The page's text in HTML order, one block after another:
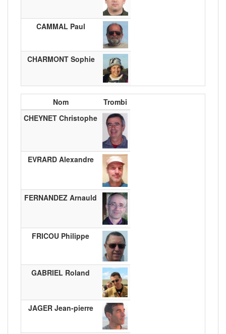
CAMMAL Paul
CHARMONT Sophie
Nom
Trombi
CHEYNET Christophe
EVRARD Alexandre
FERNANDEZ Arnauld
FRICOU Philippe
GABRIEL Roland
JAGER Jean-pierre